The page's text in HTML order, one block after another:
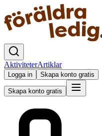
AktiviteterArtiklar
Logga in Skapa konto gratis
Skapa konto gratis